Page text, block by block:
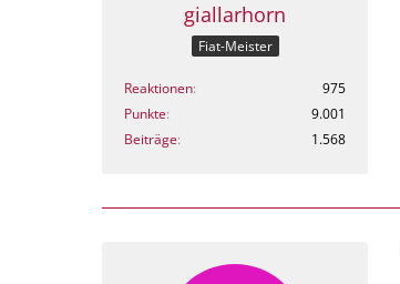
giallarhorn
Fiat-Meister
Reaktionen
975
Punkte
9.001
Beiträge
1.568